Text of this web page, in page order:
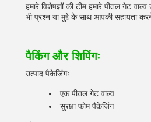
हमारे विशेषज्ञों की टीम हमारे पीतल गेट
भी प्रश्न या मुद्दे के साथ आपकी सहायता
पैकिंग और शिपिंगः
उत्पाद पैकेजिंगः
एक पीतल गेट वाल्व
सुरक्षा फोम पैकेजिंग